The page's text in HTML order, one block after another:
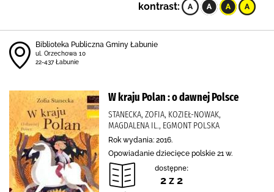
kontrast:
Biblioteka Publiczna Gminy Łabunie
ul. Orzechowa 10
22-437 Łabunie
W kraju Polan : o dawnej Polsce
STANECKA, ZOFIA, KOZIEŁ-NOWAK,
MAGDALENA IL., EGMONT POLSKA
Rok wydania: 2016.
Opowiadanie dziecięce polskie 21 w.
dostępne:
2 z 2